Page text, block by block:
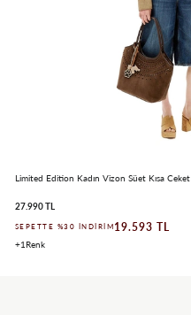
Limited Edition Kadın Vizon Süet Kısa Ceket
27.990 TL
SEPETTE %30 İNDIRIM 19.593 TL
1